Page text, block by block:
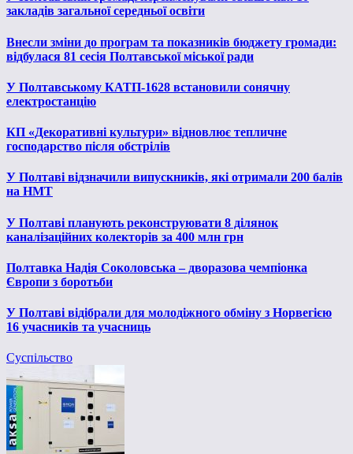
закладів загальної середньої освіти
Внесли зміни до програм та показників бюджету громади:
відбулася 81 сесія Полтавської міської ради
У Полтавському КАТП-1628 встановили сонячну
електростанцію
КП «Декоративні культури» відновлює тепличне
господарство після обстрілів
У Полтаві відзначили випускників, які отримали 200 балів
на НМТ
У Полтаві планують реконструювати 8 ділянок
каналізаційних колекторів за 400 млн грн
Полтавка Надія Соколовська – дворазова чемпіонка
Європи з боротьби
У Полтаві відібрали для молодіжного обміну з Норвегією
16 учасників та учасниць
Суспільство